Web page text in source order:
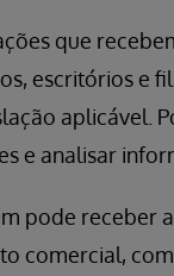
que
escritórios e
aplicável.
e analisar
pode receber
comercial,